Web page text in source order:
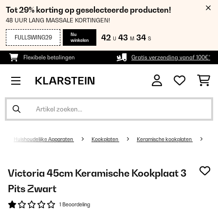
Tot 29% korting op geselecteerde producten!
48 UUR LANG MASSALE KORTINGEN!
FULLSWING29
Nu
winkelen
42 U 43 M 34 S
Flexibele betalingen Gratis verzending vanaf 100€*
Huishoudelijke Apparaten Kookplaten Keramische kookplaten
Victoria 45cm Keramische Kookplaat 3
Pits Zwart
1 Beoordeling